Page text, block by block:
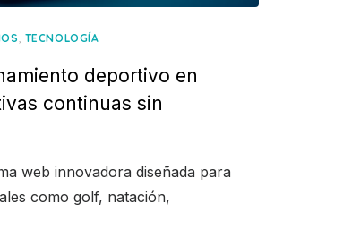
, TECNOLOGÍA
deportivo en
continuas sin
web innovadora diseñada para
como golf, natación,